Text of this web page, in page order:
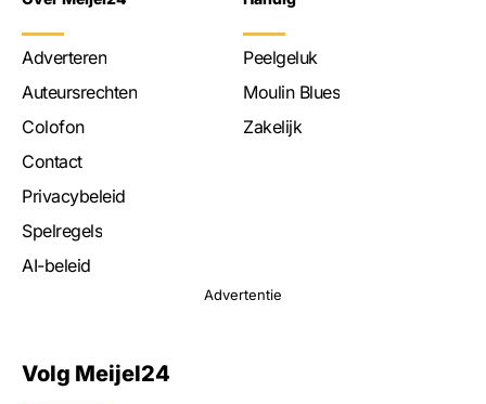
Adverteren
Auteursrechten
Colofon
Contact
Privacybeleid
Spelregels
AI-beleid
Peelgeluk
Moulin Blues
Zakelijk
Advertentie
Volg Meijel24